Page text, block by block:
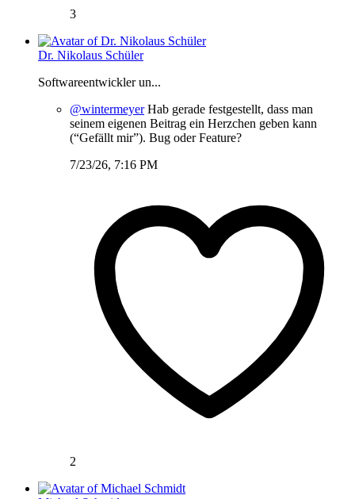
3
Dr. Nikolaus Schüler
Softwareentwickler un...
@wintermeyerHab gerade festgestellt, dass man
seinem eigenen Beitrag ein Herzchen geben kann
(“Gefällt mir”). Bug oder Feature?
7/23/26, 7:16 PM
2